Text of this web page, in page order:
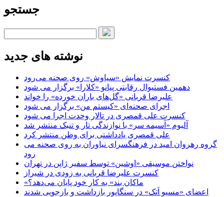
جستجو
نوشته های جدید
کنسرت‌ نمایش «سیاوش» روی صحنه می‌رود
دهمین فستیوال رقابتی پیانو «کلارا» برگزار می شود
علیرضا قربانی «گل‌های باران خورده» را خواند
اجرای صحنه‌ای «کیستم من» برگزار می شود
کنسرت علی قمصری در تالار وحدت اجرا می شود
آلبوم «آسیمه سر» با نوازندگی تار و تنبک منتشر شد
علی قمصری یادداشتی برای وطن منتشر کرد
گروه رهروان امید در فرهنگسرای نیاوران به روی صحنه می
رود
نواختن موسیقی «اوشین» توسط سفیر ژاپن در تهران
کنسرت علیرضا قربانی به زودی در شیراز
«ماکان بند» به کار خود پایان می‌دهد؟
اعضای «مسیو اَتک» در سنگاپور بازداشت و بازجویی شدند